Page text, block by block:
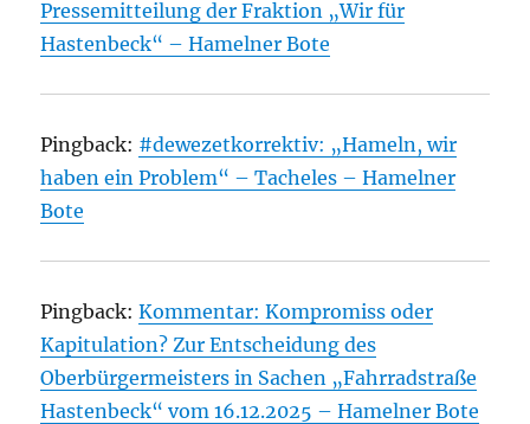
Pressemitteilung der Fraktion „Wir für
Hastenbeck“ – Hamelner Bote
Pingback: #dewezetkorrektiv: „Hameln, wir
haben ein Problem“ – Tacheles – Hamelner
Bote
Pingback:Kommentar: Kompromiss oder
Kapitulation? Zur Entscheidung des
Oberbürgermeisters in Sachen „Fahrradstraße
Hastenbeck“ vom 16.12.2025 – Hamelner Bote